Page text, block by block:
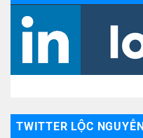
TWITTER LỘC NGUYỄN